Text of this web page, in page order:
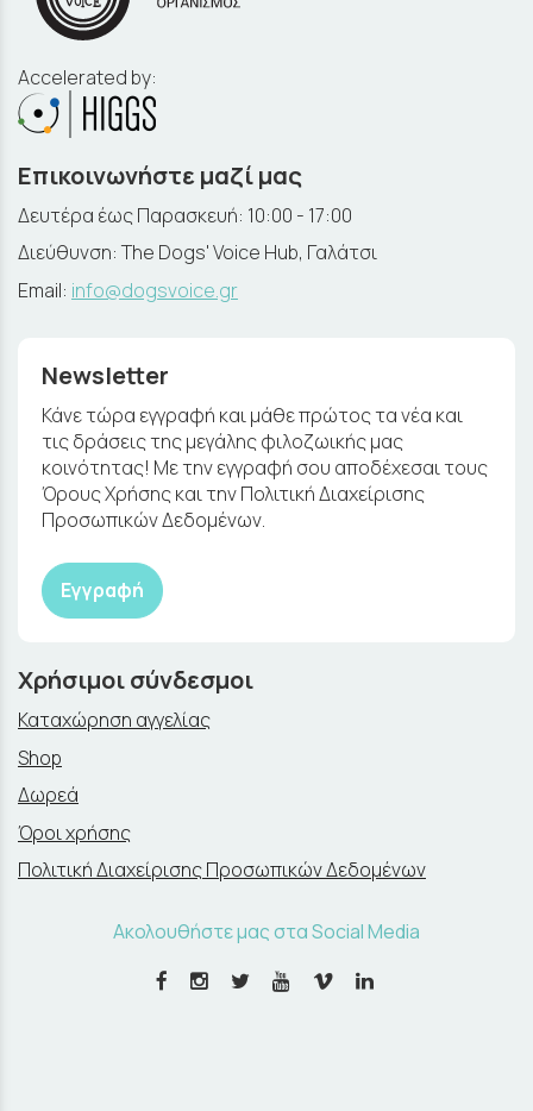
Accelerated by:
Επικοινωνήστε μαζί μας
Δευτέρα έως Παρασκευή: 10:00 - 17:00
Διεύθυνση: The Dogs' Voice Hub, Γαλάτσι
Email: info@dogsvoice.gr
Newsletter
Κάνε τώρα εγγραφή και μάθε πρώτος τα νέα και
τις δράσεις της μεγάλης φιλοζωικής μας
κοινότητας! Με την εγγραφή σου αποδέχεσαι τους
Όρους Χρήσης και την Πολιτική Διαχείρισης
Προσωπικών Δεδομένων.
Εγγραφή
Χρήσιμοι σύνδεσμοι
Καταχώρηση αγγελίας
Shop
Δωρεά
Όροι χρήσης
Πολιτική Διαχείρισης Προσωπικών Δεδομένων
Ακολουθήστε μας στα Social Media